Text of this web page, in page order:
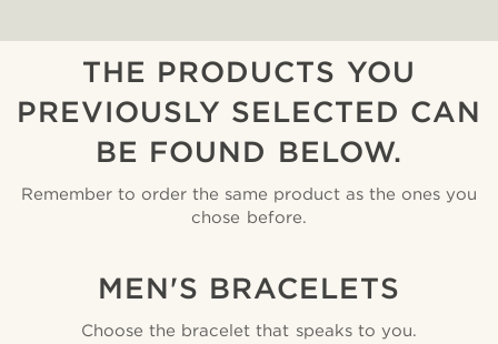
THE PRODUCTS YOU
PREVIOUSLY SELECTED CAN
BE FOUND BELOW.
Remember to order the same product as the ones you
chose before.
MEN'S BRACELETS
Choose the bracelet that speaks to you.